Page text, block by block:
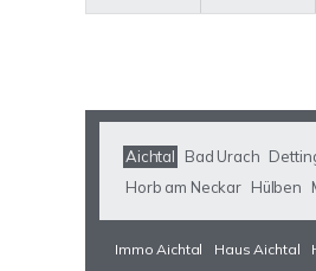
Aichtal Bad Urach
Horb am Neckar Hülben
Immo Aichtal Haus Aichtal